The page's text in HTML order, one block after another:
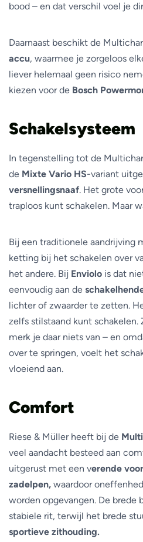
bood – en dat verschil voel je
Daarnaast beschikt de
accu, waarmee je zorgeloos
liever helemaal geen risico
kiezen voor de Bosch
Schakelsysteem
In tegenstelling tot de
de Mixte Vario HS-variant
versnellingsnaaf. Het grote
traploos kunt schakelen. Maar
Bij een traditionele aandrijving
ketting bij het schakelen over
het andere. Bij Enviolo is dat
eenvoudig aan de
lichter of zwaarder te zetten.
zelfs stilstaand kunt
merk je daar niets van – en
over te springen, voelt het
vloeiend aan.
Comfort
Riese & Müller heeft bij de
veel aandacht besteed aan
uitgerust met een verende
zadelpen, waardoor
worden opgevangen. De brede
stabiele rit, terwijl het brede
sportieve zithouding.